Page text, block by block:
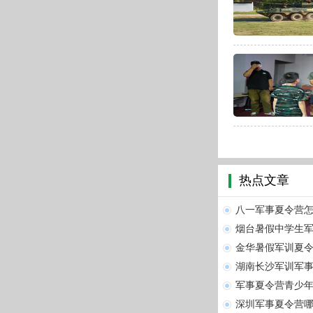
热点文章
八一军事夏令营
烟台暑假中学生
金华暑假军训夏
湖南长沙军训军
军事夏令营青少
深圳军事夏令营